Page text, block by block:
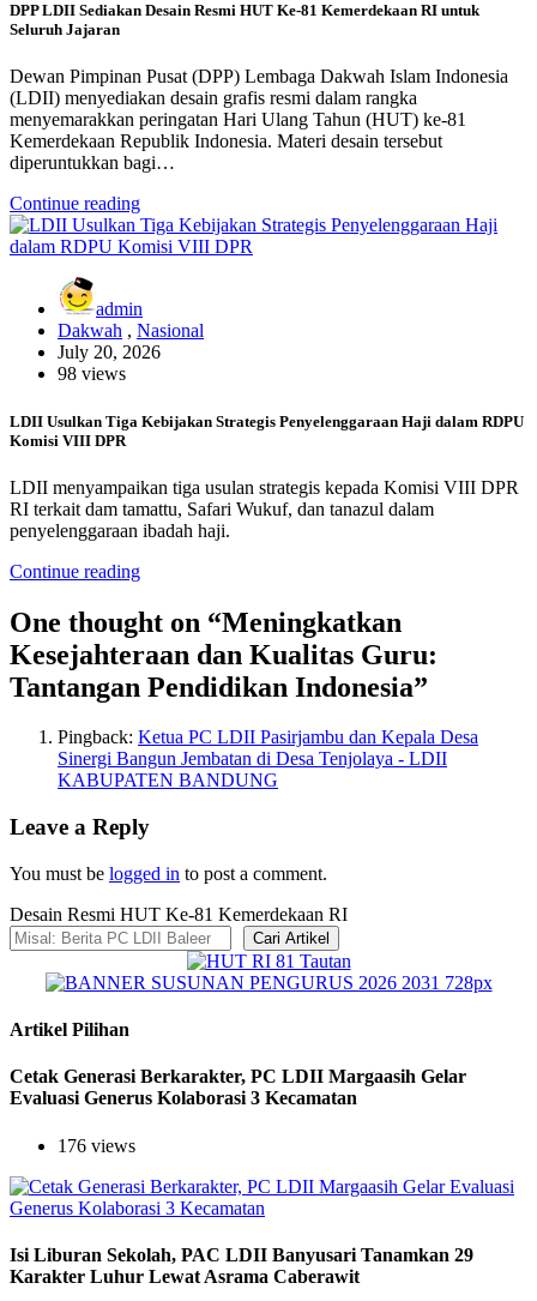
DPP LDII Sediakan Desain Resmi HUT Ke-81 Kemerdekaan RI untuk
Seluruh Jajaran
Dewan Pimpinan Pusat (DPP) Lembaga Dakwah Islam Indonesia
(LDII) menyediakan desain grafis resmi dalam rangka
menyemarakkan peringatan Hari Ulang Tahun (HUT) ke-81
Kemerdekaan Republik Indonesia. Materi desain tersebut
diperuntukkan bagi…
Continue reading
admin
Dakwah , Nasional
July 20, 2026
98 views
LDII Usulkan Tiga Kebijakan Strategis Penyelenggaraan Haji dalam RDPU
Komisi VIII DPR
LDII menyampaikan tiga usulan strategis kepada Komisi VIII DPR
RI terkait dam tamattu, Safari Wukuf, dan tanazul dalam
penyelenggaraan ibadah haji.
Continue reading
One thought on “Meningkatkan
Kesejahteraan dan Kualitas Guru:
Tantangan Pendidikan Indonesia”
Pingback: Ketua PC LDII Pasirjambu dan Kepala Desa
Sinergi Bangun Jembatan di Desa Tenjolaya - LDII
KABUPATEN BANDUNG
Leave a Reply
You must be logged in to post a comment.
Desain Resmi HUT Ke-81 Kemerdekaan RI
Cari Artikel
Artikel Pilihan
Cetak Generasi Berkarakter, PC LDII Margaasih Gelar
Evaluasi Generus Kolaborasi 3 Kecamatan
176 views
Isi Liburan Sekolah, PAC LDII Banyusari Tanamkan 29
Karakter Luhur Lewat Asrama Caberawit